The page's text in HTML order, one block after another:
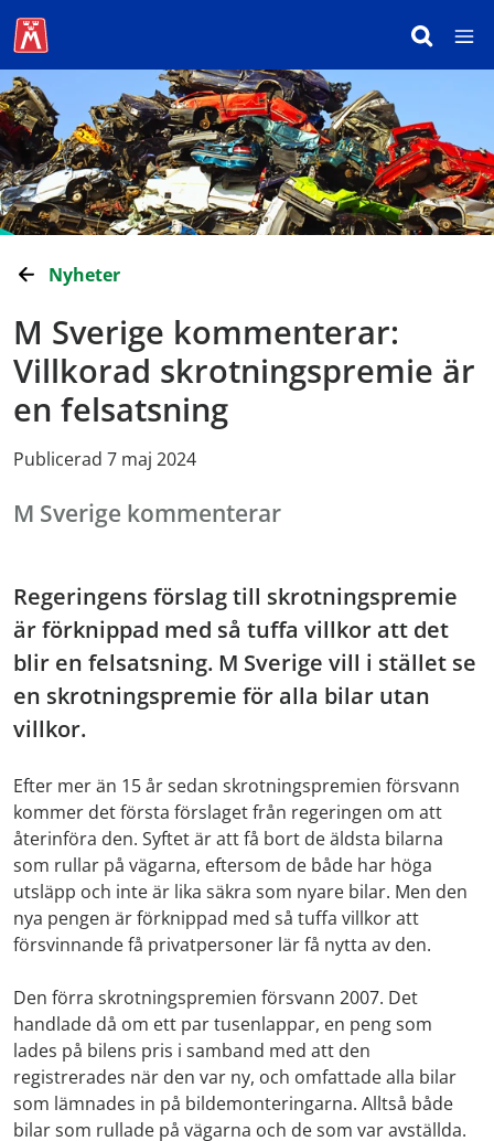
Nyheter
M Sverige kommenterar:
Villkorad skrotningspremie är
en felsatsning
Publicerad 7 maj 2024
M Sverige kommenterar
Regeringens förslag till skrotningspremie
är förknippad med så tuffa villkor att det
blir en felsatsning. M Sverige vill i stället se
en skrotningspremie för alla bilar utan
villkor.
Efter mer än 15 år sedan skrotningspremien försvann
kommer det första förslaget från regeringen om att
återinföra den. Syftet är att få bort de äldsta bilarna
som rullar på vägarna, eftersom de både har höga
utsläpp och inte är lika säkra som nyare bilar. Men den
nya pengen är förknippad med så tuffa villkor att
försvinnande få privatpersoner lär få nytta av den.
Den förra skrotningspremien försvann 2007. Det
handlade då om ett par tusenlappar, en peng som
lades på bilens pris i samband med att den
registrerades när den var ny, och omfattade alla bilar
som lämnades in på bildemonteringarna. Alltså både
bilar som rullade på vägarna och de som var avställda.